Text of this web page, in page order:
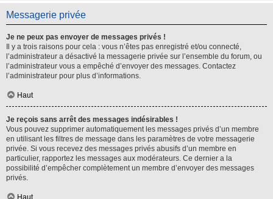
Messagerie privée
Je ne peux pas envoyer de messages privés !
Il y a trois raisons pour cela : vous n’êtes pas enregistré et/ou connecté,
l’administrateur a désactivé la messagerie privée sur l’ensemble du forum, ou
l’administrateur vous a empêché d’envoyer des messages. Contactez
l’administrateur pour plus d’informations.
Haut
Je reçois sans arrêt des messages indésirables !
Vous pouvez supprimer automatiquement les messages privés d’un membre
en utilisant les filtres de message dans les paramètres de votre messagerie
privée. Si vous recevez des messages privés abusifs d’un membre en
particulier, rapportez les messages aux modérateurs. Ce dernier a la
possibilité d’empêcher complètement un membre d’envoyer des messages
privés.
Haut